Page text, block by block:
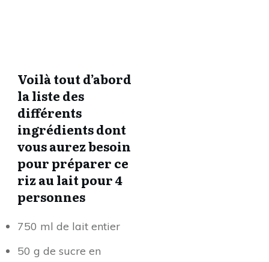
Voilà tout d’abord
la liste des
différents
ingrédients dont
vous aurez besoin
pour préparer ce
riz au lait pour 4
personnes
750 ml de lait entier
50 g de sucre en